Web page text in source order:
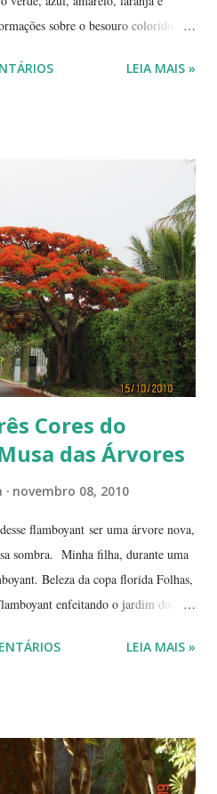
sobre o besouro colorido e a
Dia da Terra - Veja aqui . -----------
LEIA MAIS »
Cores do
das Árvores
novembro 08, 2010
flamboyant ser uma árvore nova,
sombra. Minha filha, durante uma
Beleza da copa florida Folhas,
enfeitando o jardim do
do flamboyant. Flores do
de uma lanchonete, na
( Lanchonete Jerivá ).
LEIA MAIS »